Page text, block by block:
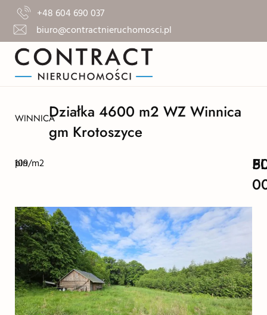
+48 604 690 037
biuro@contractnieruchomosci.pl
WINNICADziałka 4600 m2 WZ Winnica
gm Krotoszyce
109
pln/m2